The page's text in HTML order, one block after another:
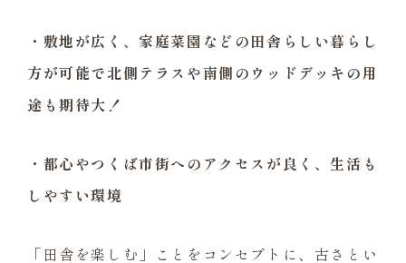
・敷地が広く、家庭菜園などの田舎らしい暮らし
方が可能で北側テラスや南側のウッドデッキの用
途も期待大！
・都心やつくば市街へのアクセスが良く、生活も
しやすい環境
「田舎を楽しむ」ことをコンセプトに、古さとい